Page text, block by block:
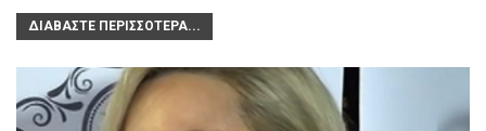
ΔΙΑΒΆΣΤΕ ΠΕΡΙΣΣΌΤΕΡΑ...